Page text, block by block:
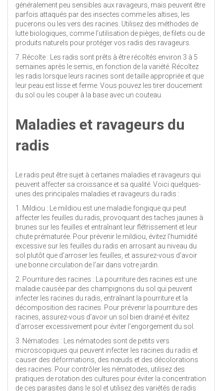
généralement peu sensibles aux ravageurs, mais peuvent être
parfois attaqués par des insectes comme les altises, les
pucerons ou les vers des racines. Utilisez des méthodes de
lutte biologiques, comme l'utilisation de pièges, de filets ou de
produits naturels pour protéger vos radis des ravageurs.
7. Récolte : Les radis sont prêts à être récoltés environ 3 à 5
semaines après le semis, en fonction de la variété. Récoltez
les radis lorsque leurs racines sont de taille appropriée et que
leur peau est lisse et ferme. Vous pouvez les tirer doucement
du sol ou les couper à la base avec un couteau.
Maladies et ravageurs du
radis
Le radis peut être sujet à certaines maladies et ravageurs qui
peuvent affecter sa croissance et sa qualité. Voici quelques-
unes des principales maladies et ravageurs du radis :
1. Mildiou : Le mildiou est une maladie fongique qui peut
affecter les feuilles du radis, provoquant des taches jaunes à
brunes sur les feuilles et entraînant leur flétrissement et leur
chute prématurée. Pour prévenir le mildiou, évitez l'humidité
excessive sur les feuilles du radis en arrosant au niveau du
sol plutôt que d'arroser les feuilles, et assurez-vous d'avoir
une bonne circulation de l'air dans votre jardin.
2. Pourriture des racines : La pourriture des racines est une
maladie causée par des champignons du sol qui peuvent
infecter les racines du radis, entraînant la pourriture et la
décomposition des racines. Pour prévenir la pourriture des
racines, assurez-vous d'avoir un sol bien drainé et évitez
d'arroser excessivement pour éviter l'engorgement du sol.
3. Nématodes : Les nématodes sont de petits vers
microscopiques qui peuvent infecter les racines du radis et
causer des déformations, des nœuds et des décolorations
des racines. Pour contrôler les nématodes, utilisez des
pratiques de rotation des cultures pour éviter la concentration
de ces parasites dans le sol et utilisez des variétés de radis